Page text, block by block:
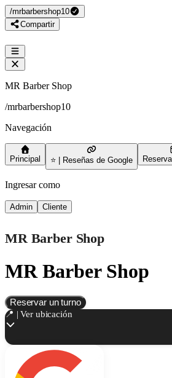
/mrbarbershop10
Compartir
MR Barber Shop
/mrbarbershop10
Navegación
Principal ⭐ | Reseñas de Google
Ingresar como
Admin Cliente
MR Barber Shop
MR Barber Shop
Reservar un turno
📍 | Ver ubicación